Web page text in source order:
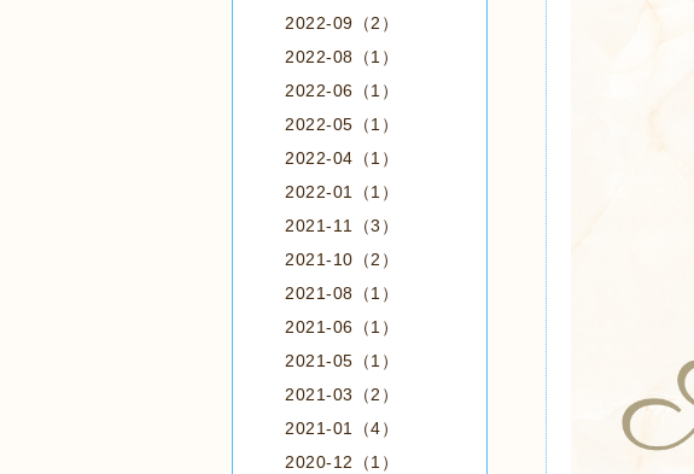
2022-09（2）
2022-08（1）
2022-06（1）
2022-05（1）
2022-04（1）
2022-01（1）
2021-11（3）
2021-10（2）
2021-08（1）
2021-06（1）
2021-05（1）
2021-03（2）
2021-01（4）
2020-12（1）